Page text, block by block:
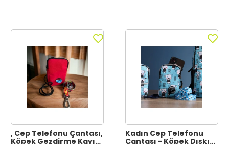
, Cep Telefonu Çantası,
Köpek Gezdirme Kayışı,
Kadın Cep Telefonu
Çantası - Köpek Dışkı